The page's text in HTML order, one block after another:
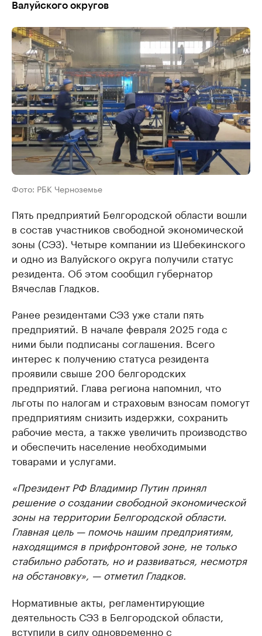
Валуйского округов
Фото: РБК Черноземье
Пять предприятий Белгородской области вошли
в состав участников свободной экономической
зоны (СЭЗ). Четыре компании из Шебекинского
и одно из Валуйского округа получили статус
резидента. Об этом сообщил губернатор
Вячеслав Гладков.
Ранее резидентами СЭЗ уже стали пять
предприятий. В начале февраля 2025 года с
ними были подписаны соглашения. Всего
интерес к получению статуса резидента
проявили свыше 200 белгородских
предприятий. Глава региона напомнил, что
льготы по налогам и страховым взносам помогут
предприятиям снизить издержки, сохранить
рабочие места, а также увеличить производство
и обеспечить население необходимыми
товарами и услугами.
«Президент РФ Владимир Путин принял
решение о создании свободной экономической
зоны на территории Белгородской области.
Главная цель — помочь нашим предприятиям,
находящимся в прифронтовой зоне, не только
стабильно работать, но и развиваться, несмотря
на обстановку», — отметил Гладков.
Нормативные акты, регламентирующие
деятельность СЭЗ в Белгородской области,
вступили в силу одновременно с